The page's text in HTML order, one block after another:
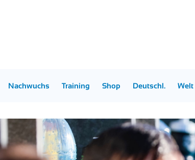
Nachwuchs Training Shop Deutschl. Welt